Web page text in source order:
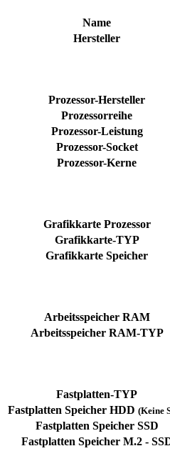
Name
Hersteller
Prozessor-Hersteller
Prozessorreihe
Prozessor-Leistung
Prozessor-Socket
Prozessor-Kerne
Grafikkarte Prozessor
Grafikkarte-TYP
Grafikkarte Speicher
Arbeitsspeicher RAM
Arbeitsspeicher RAM-TYP
Fastplatten-TYP
Fastplatten Speicher HDD (Keine
Fastplatten Speicher SSD
Fastplatten Speicher M.2 -